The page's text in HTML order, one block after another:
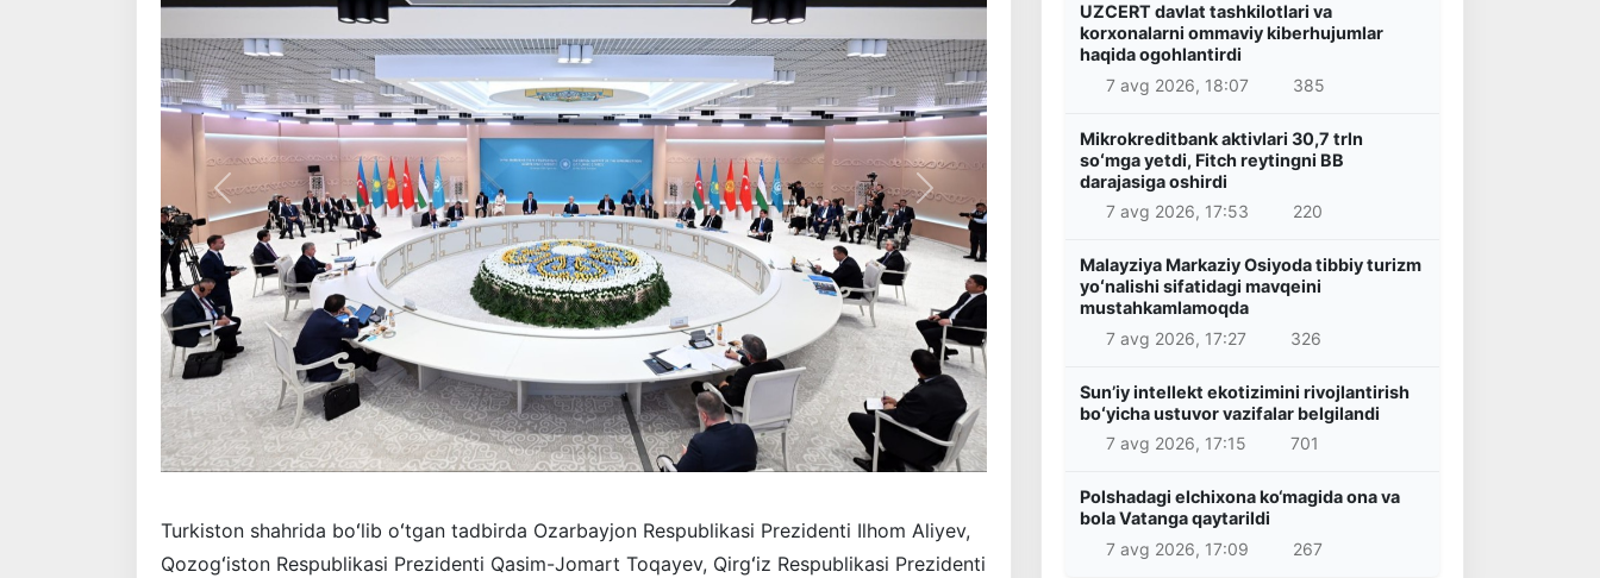
Oldingi Keyingi
Turkiston shahrida boʻlib oʻtgan tadbirda Ozarbayjon Respublikasi Prezidenti Ilhom Aliyev,
Qozogʻiston Respublikasi Prezidenti Qasim-Jomart Toqayev, Qirgʻiz Respublikasi Prezidenti
UZCERT davlat tashkilotlari va
korxonalarni ommaviy kiberhujumlar
haqida ogohlantirdi
7 avg 2026, 18:07
385
Mikrokreditbank aktivlari 30,7 trln
soʻmga yetdi, Fitch reytingni BB
darajasiga oshirdi
7 avg 2026, 17:53
220
Malayziya Markaziy Osiyoda tibbiy turizm
yoʻnalishi sifatidagi mavqeini
mustahkamlamoqda
7 avg 2026, 17:27
326
Sunʼiy intellekt ekotizimini rivojlantirish
boʻyicha ustuvor vazifalar belgilandi
7 avg 2026, 17:15
701
Polshadagi elchixona ko‘magida ona va
bola Vatanga qaytarildi
7 avg 2026, 17:09
267